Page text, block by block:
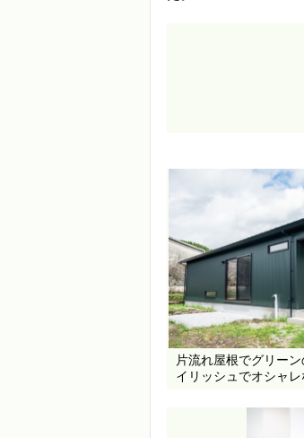
片流れ屋根でグリー
イリッシュでオシャレ